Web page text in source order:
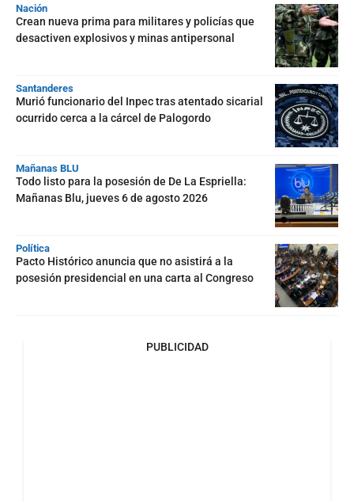
Nación
Crean nueva prima para militares y policías que
desactiven explosivos y minas antipersonal
Santanderes
Murió funcionario del Inpec tras atentado sicarial
ocurrido cerca a la cárcel de Palogordo
Mañanas BLU
Todo listo para la posesión de De La Espriella:
Mañanas Blu, jueves 6 de agosto 2026
Política
Pacto Histórico anuncia que no asistirá a la
posesión presidencial en una carta al Congreso
PUBLICIDAD